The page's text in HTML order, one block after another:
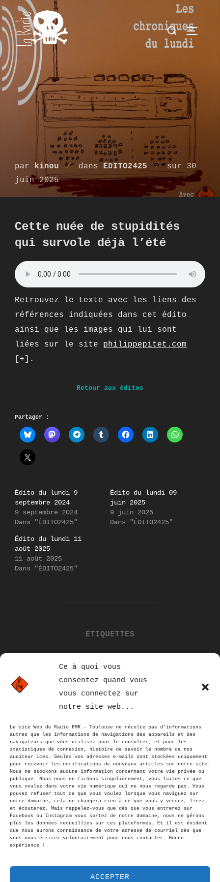
Ce à quoi vous
consentez quand vous
vous connectez sur
notre site web...
Le site Web de Radio FMR - Toulouse ne récolte pas d'informations
autres que les informations de navigations des appareils et des
navigateurs que vous utilisez pour le consulter, et pour les
statistiques de connexion, histoire de savoir le nombre de nos
auditeur·ices. Seules vos adresses e-mails sont stockées uniquement
pour recevoir les notifications de nouveaux articles sur notre site.
Nous ne stockons aucune information concernant votre vie privée ou
publique. Nous nous en fichons singulièrement, vous faites ce que
vous voulez dans votre vie numérique qui ne nous regarde pas. Vous
pouvez refuser tout ce que vous voulez lorsque vous naviguez sur
notre domaine, cela ne changera rien à ce que vous y verrez, lirez
et écouterez. Mais rappelez-vous que dès que vous entrerez sur
Facebook ou Instagram vous sortez de notre domaine, nous ne gérons
plus les données recueillies sur ces plateformes. Et il est évident
que nous aurons connaissance de votre adresse de courriel dès que
vous nous écrirez volontairement pour nous contacter. Bonne
expérience !
ACCEPTER
Aller
au
contenu
Rechercher
par kinou dans ÉDITO2425 sur Publié
le
30
juin 2025
Cette nuée de stupidités
qui survole déjà l’été
Retrouvez le texte avec les liens des
références indiquées dans cet édito
ainsi que les images qui lui sont
liées sur le site philippepitet.com
[+]
.
Retour aux éditos
Partager :
Édito du lundi 9
septembre 2024
9 septembre 2024
Dans "ÉDITO2425"
Édito du lundi 09
juin 2025
9 juin 2025
Dans "ÉDITO2425"
Édito du lundi 11
août 2025
11 août 2025
Dans "ÉDITO2425"
ÉTIQUETTES
AUTEUR DE LA PUBLICATION
Écrit par kinou
Navigation
de
l’article
Previous
Previous
Édito du lundi 23 juin 2025